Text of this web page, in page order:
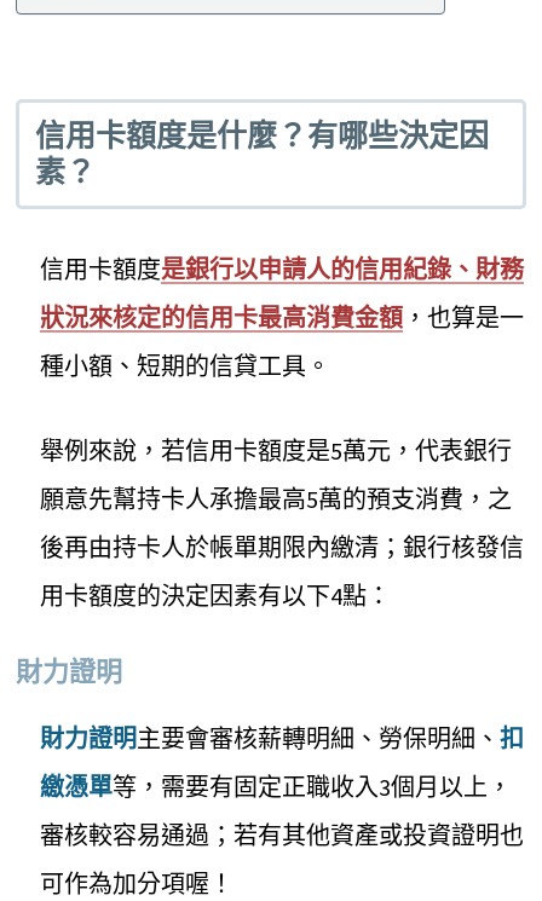
信用卡額度是什麼？有哪些決定因
素？
信用卡額度是銀行以申請人的信用紀錄、財務
狀況來核定的信用卡最高消費金額 ，也算是一
種小額、短期的信貸工具。
舉例來說，若信用卡額度是5萬元，代表銀行
願意先幫持卡人承擔最高5萬的預支消費，之
後再由持卡人於帳單期限內繳清；銀行核發信
用卡額度的決定因素有以下4點：
財力證明
財力證明主要會審核薪轉明細、勞保明細、扣
繳憑單等，需要有固定正職收入3個月以上，
審核較容易通過；若有其他資產或投資證明也
可作為加分項喔！